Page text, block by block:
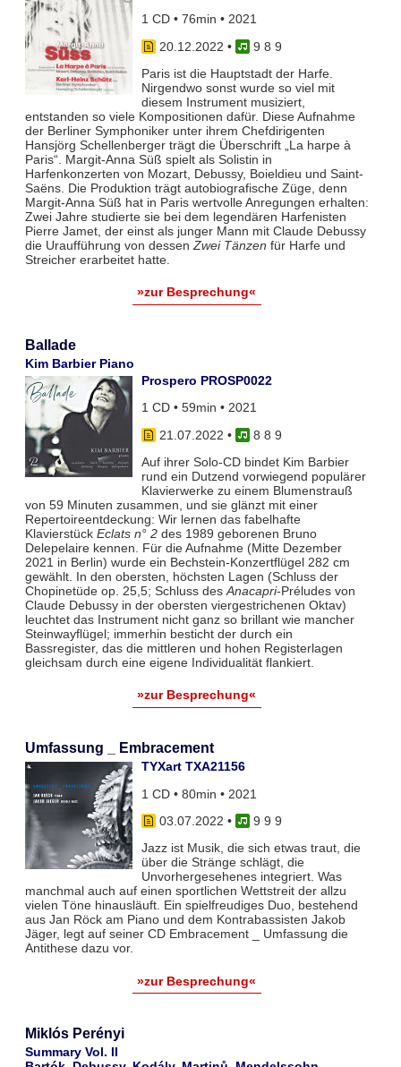
1 CD • 76min • 2021
20.12.2022 •
9 8 9
Paris ist die Hauptstadt der Harfe.
Nirgendwo sonst wurde so viel mit
diesem Instrument musiziert,
entstanden so viele Kompositionen dafür. Diese Aufnahme
der Berliner Symphoniker unter ihrem Chefdirigenten
Hansjörg Schellenberger trägt die Überschrift „La harpe à
Paris“. Margit-Anna Süß spielt als Solistin in
Harfenkonzerten von Mozart, Debussy, Boieldieu und Saint-
Saëns. Die Produktion trägt autobiografische Züge, denn
Margit-Anna Süß hat in Paris wertvolle Anregungen erhalten:
Zwei Jahre studierte sie bei dem legendären Harfenisten
Pierre Jamet, der einst als junger Mann mit Claude Debussy
die Uraufführung von dessen Zwei Tänzen für Harfe und
Streicher erarbeitet hatte.
»zur Besprechung«
Ballade
Kim Barbier Piano
Prospero PROSP0022
1 CD • 59min • 2021
21.07.2022 •
8 8 9
Auf ihrer Solo-CD bindet Kim Barbier
rund ein Dutzend vorwiegend populärer
Klavierwerke zu einem Blumenstrauß
von 59 Minuten zusammen, und sie glänzt mit einer
Repertoireentdeckung: Wir lernen das fabelhafte
Klavierstück Eclats n° 2des 1989 geborenen Bruno
Delepelaire kennen. Für die Aufnahme (Mitte Dezember
2021 in Berlin) wurde ein Bechstein-Konzertflügel 282 cm
gewählt. In den obersten, höchsten Lagen (Schluss der
Chopinetüde op. 25,5; Schluss desAnacapri-Préludes von
Claude Debussy in der obersten viergestrichenen Oktav)
leuchtet das Instrument nicht ganz so brillant wie mancher
Steinwayflügel; immerhin besticht der durch ein
Bassregister, das die mittleren und hohen Registerlagen
gleichsam durch eine eigene Individualität flankiert.
»zur Besprechung«
Umfassung _ Embracement
TYXart TXA21156
1 CD • 80min • 2021
03.07.2022 •
9 9 9
Jazz ist Musik, die sich etwas traut, die
über die Stränge schlägt, die
Unvorhergesehenes integriert. Was
manchmal auch auf einen sportlichen Wettstreit der allzu
vielen Töne hinausläuft. Ein spielfreudiges Duo, bestehend
aus Jan Röck am Piano und dem Kontrabassisten Jakob
Jäger, legt auf seiner CD Embracement _ Umfassung die
Antithese dazu vor.
»zur Besprechung«
Miklós Perényi
Summary Vol. II